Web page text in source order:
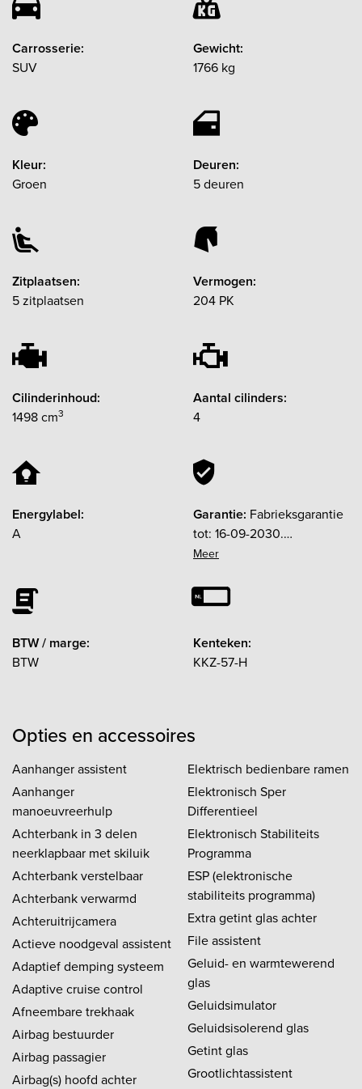
Carrosserie:
SUV
Gewicht:
1766 kg
Kleur:
Groen
Deuren:
5 deuren
Zitplaatsen:
5 zitplaatsen
Vermogen:
204 PK
Cilinderinhoud:
1498 cm3
Aantal cilinders:
4
Energylabel:
A
Garantie: Fabrieksgarantie
tot: 16-09-2030.
Garantielabel: BOVAG
BTW / marge:
BTW
Kenteken:
KKZ-57-H
Opties en accessoires
Aanhanger assistent
Aanhanger
manoeuvreerhulp
Achterbank in 3 delen
neerklapbaar met skiluik
Achterbank verstelbaar
Achterbank verwarmd
Achteruitrijcamera
Actieve noodgeval assistent
Adaptief demping systeem
Adaptive cruise control
Afneembare trekhaak
Airbag bestuurder
Airbag passagier
Airbag(s) hoofd achter
Elektrisch bedienbare ramen
Elektronisch Sper
Differentieel
Elektronisch Stabiliteits
Programma
ESP (elektronische
stabiliteits programma)
Extra getint glas achter
File assistent
Geluid- en warmtewerend
glas
Geluidsimulator
Geluidsisolerend glas
Getint glas
Grootlichtassistent